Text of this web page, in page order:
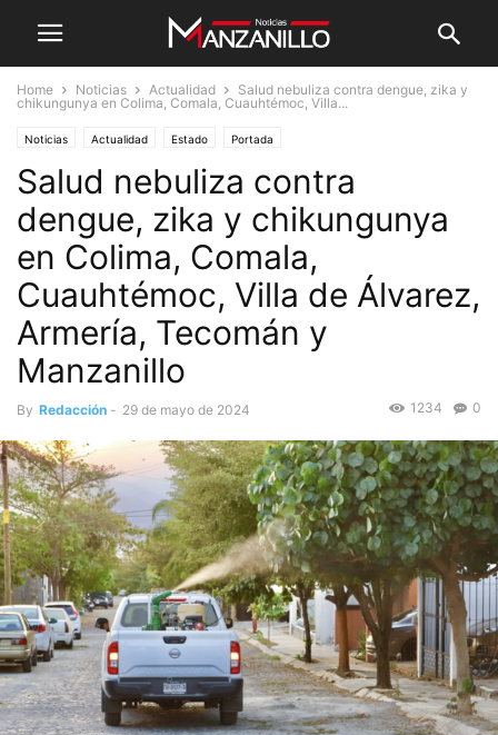
Home Noticias Actualidad
Salud nebuliza contra dengue, zika y
chikungunya en Colima, Comala, Cuauhtémoc, Villa...
Noticias Actualidad Estado Portada
Salud nebuliza contra
dengue, zika y chikungunya
en Colima, Comala,
Cuauhtémoc, Villa de Álvarez,
Armería, Tecomán y
Manzanillo
By Redacción - 29 de mayo de 2024 0
1234